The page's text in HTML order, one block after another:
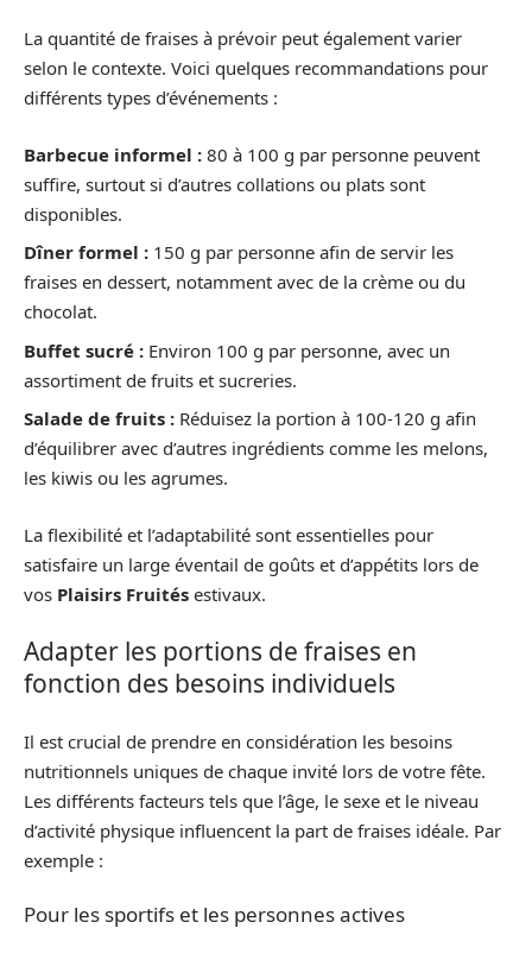
La quantité de fraises à prévoir peut également varier
selon le contexte. Voici quelques recommandations pour
différents types d’événements :
Barbecue informel : 80 à 100 g par personne peuvent
suffire, surtout si d’autres collations ou plats sont
disponibles.
Dîner formel : 150 g par personne afin de servir les
fraises en dessert, notamment avec de la crème ou du
chocolat.
Buffet sucré : Environ 100 g par personne, avec un
assortiment de fruits et sucreries.
Salade de fruits : Réduisez la portion à 100-120 g afin
d’équilibrer avec d’autres ingrédients comme les melons,
les kiwis ou les agrumes.
La flexibilité et l’adaptabilité sont essentielles pour
satisfaire un large éventail de goûts et d’appétits lors de
vos Plaisirs Fruités estivaux.
Adapter les portions de fraises en
fonction des besoins individuels
Il est crucial de prendre en considération les besoins
nutritionnels uniques de chaque invité lors de votre fête.
Les différents facteurs tels que l’âge, le sexe et le niveau
d’activité physique influencent la part de fraises idéale. Par
exemple :
Pour les sportifs et les personnes actives